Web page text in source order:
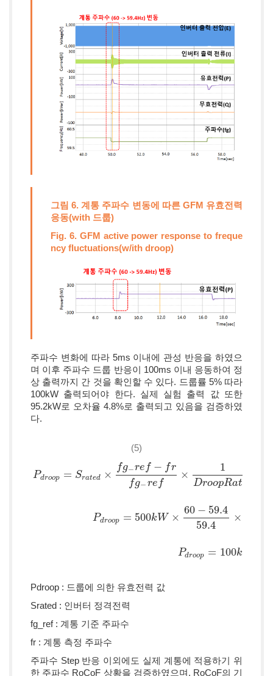
그림 6. 계통 주파수 변동에 따른 GFM 유효전력
응동(with 드룹)
Fig. 6. GFM active power response to freque
ncy fluctuations(w/ith droop)
주파수 변화에 따라 5ms 이내에 관성 반응을 하였으
며 이후 주파수 드룹 반응이 100ms 이내 응동하여 정
상 출력까지 간 것을 확인할 수 있다. 드룹률 5% 따라
100kW 출력되어야 한다. 실제 실험 출력 값 또한
95.2kW로 오차율 4.8%로 출력되고 있음을 검증하였
다.
(5)
Pdroop = Srated ×
fg−re f − fr
fg−re f
×
1
DroopRat
Pdroop = 500kW ×
60 − 59.4
59.4
×
Pdroop = 100k
×fg g− f×1D pR atioPdro
Pdroop : 드룹에 의한 유효전력 값
Srated : 인버터 정격전력
fg_ref : 계통 기준 주파수
fr : 계통 측정 주파수
주파수 Step 반응 이외에도 실제 계통에 적용하기 위
한 주파수 RoCoF 상황을 검증하였으며, RoCoF의 기